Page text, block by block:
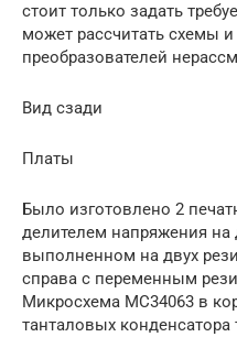
стоит только задать
может рассчитать схемы
преобразователей
Вид сзади
Платы
Было изготовлено 2
делителем напряжения на
выполненном на двух
справа с переменным
Микросхема MC34063 в
танталовых конденсатора